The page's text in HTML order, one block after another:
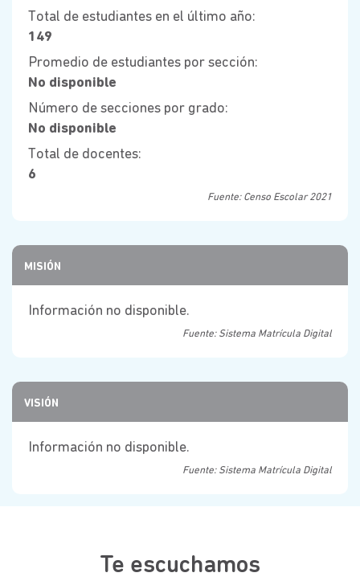
Total de estudiantes en el último año:
149
Promedio de estudiantes por sección:
No disponible
Número de secciones por grado:
No disponible
Total de docentes:
6
Fuente: Censo Escolar 2021
MISIÓN
Información no disponible.
Fuente: Sistema Matrícula Digital
VISIÓN
Información no disponible.
Fuente: Sistema Matrícula Digital
Te escuchamos